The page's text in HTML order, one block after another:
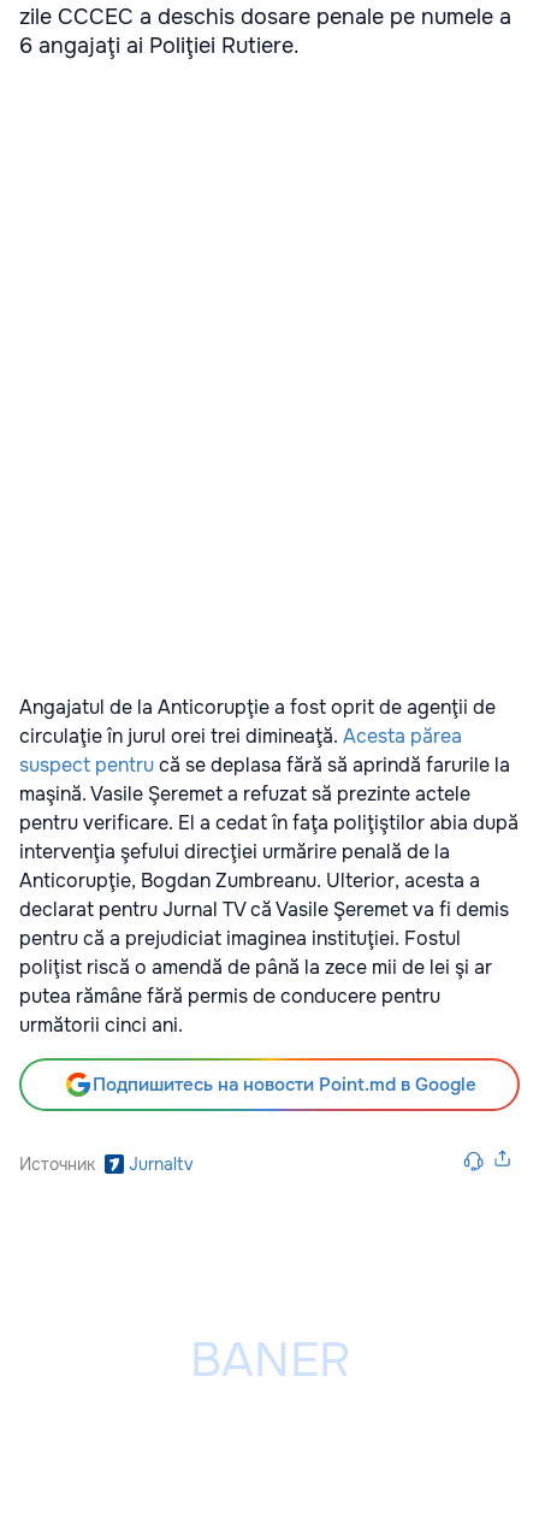
zile CCCEC a deschis dosare penale pe numele a
6 angajaţi ai Poliţiei Rutiere.
Angajatul de la Anticorupţie a fost oprit de agenţii de
circulaţie în jurul orei trei dimineaţă. Acesta părea
suspect pentrucă se deplasa fără să aprindă farurile la
maşină. Vasile Şeremet a refuzat să prezinte actele
pentru verificare. El a cedat în faţa poliţiştilor abia după
intervenţia şefului direcţiei urmărire penală de la
Anticorupţie, Bogdan Zumbreanu. Ulterior, acesta a
declarat pentru Jurnal TV că Vasile Şeremet va fi demis
pentru că a prejudiciat imaginea instituţiei. Fostul
poliţist riscă o amendă de până la zece mii de lei şi ar
putea rămâne fără permis de conducere pentru
următorii cinci ani.
Подпишитесь на новости Point.md в Google
Источник Jurnaltv